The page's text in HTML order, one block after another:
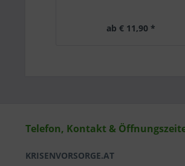
ab € 11,90 *
Telefon, Kontakt &
KRISENVORSORGE.AT